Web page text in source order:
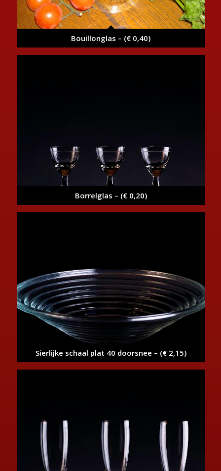
Bouillonglas – (€ 0,40)
Borrelglas – (€ 0,20)
Sierlijke schaal plat 40 doorsnee – (€ 2,15)